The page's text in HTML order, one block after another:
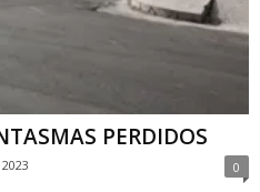
PERDIDOS
0